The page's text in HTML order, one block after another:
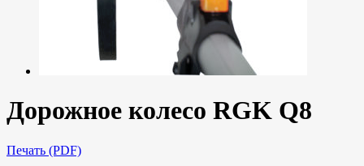
Дорожное колесо RGK Q8
Печать (PDF)